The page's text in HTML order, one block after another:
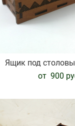
Ящик под
от 900